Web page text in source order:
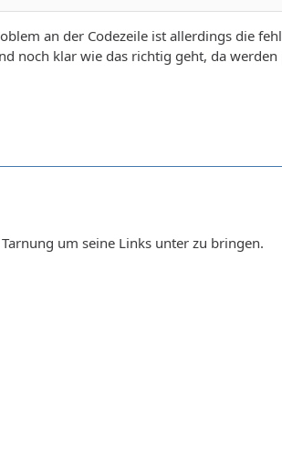
an der Codezeile ist allerdings die
noch klar wie das richtig geht, da
um seine Links unter zu bringen.